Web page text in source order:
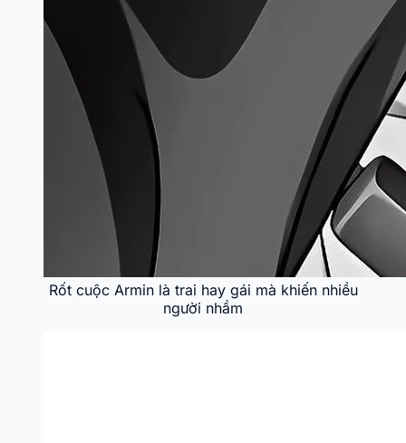
Rốt cuộc Armin là trai hay gái mà khiến nhiều
người nhầm